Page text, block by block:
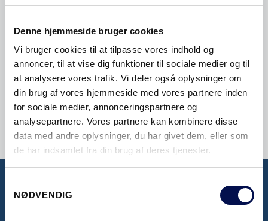
Denne hjemmeside bruger cookies
Vi bruger cookies til at tilpasse vores indhold og
annoncer, til at vise dig funktioner til sociale medier og til
at analysere vores trafik. Vi deler også oplysninger om
din brug af vores hjemmeside med vores partnere inden
for sociale medier, annonceringspartnere og
analysepartnere. Vores partnere kan kombinere disse
data med andre oplysninger, du har givet dem, eller som
de har indsamlet fra din brug af deres tjenester.
NØDVENDIG
SØG I TAGS
BROCHURER OG PRISLISTER